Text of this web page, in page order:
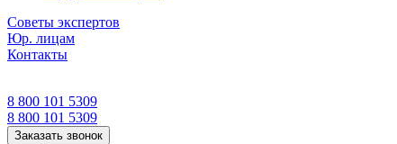
Советы экспертов
Юр. лицам
Контакты
8 800 101 5309
8 800 101 5309
Заказать звонок